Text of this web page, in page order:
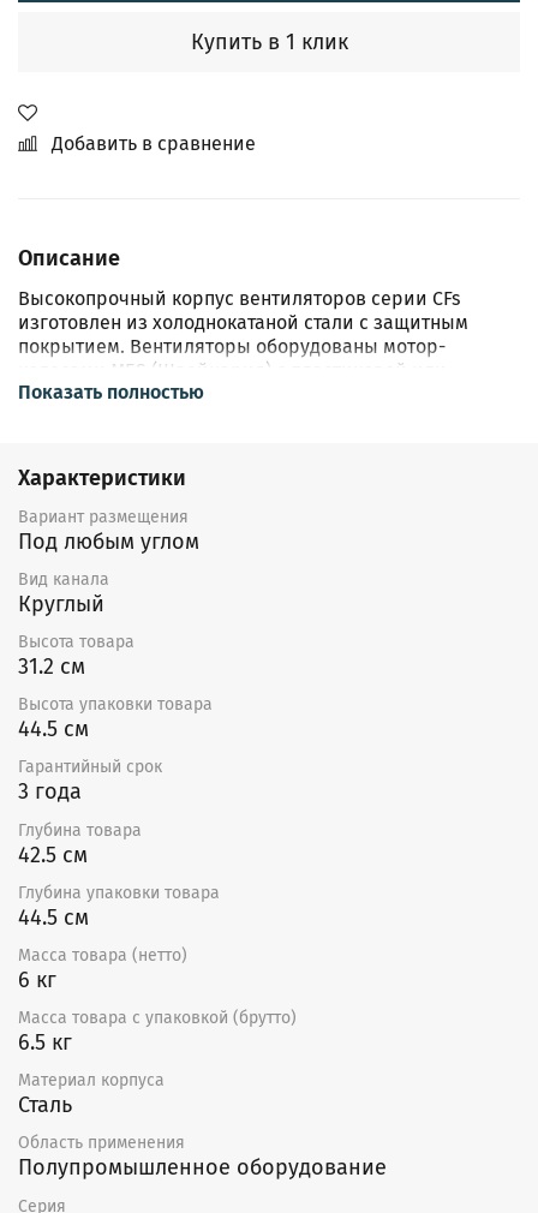
Купить в 1 клик
Добавить в сравнение
Описание
Высокопрочный корпус вентиляторов серии CFs
изготовлен из холоднокатаной стали с защитным
покрытием. Вентиляторы оборудованы мотор-
колесами МЕS (Швейцария) с пластиковой или
металлической крыльчаткой с загнутыми назад
Электродвигатель с рабочим колесом статически и
динамически сбалансированы в 2х плоскостях.
Шариковые подшипники двигателя не требуют
техобслуживания и имеют длительный срок службы.
термозащиту с автоматическим перезапуском.
осуществляется путем изменения напряжения за счет
использования пятиступенчатых трансформаторов
TRE-T или однофазных плавных регуляторов скорости
SRE. К одному регулятору можно подключить
вентиляторов не превышает номинальный ток
регулятора.
Применяются для перемещения воздуха в круглых
каналах систем приточной и вытяжной вентиляции
помещений бытового, общественного,
административного и промышленного назначения.
Преимущества
(Швейцария) с профилированными загнутыми
назад лопатками и максимальным напором до
800 Пa.
Высокопрочный корпус из холоднокатаной стали
Стабильная работа двигателя при отрицательных
температурах
Показать полностью
Характеристики
Вариант размещения
Под любым углом
Вид канала
Круглый
Высота товара
31.2 см
Высота упаковки товара
44.5 см
Гарантийный срок
3 года
Глубина товара
42.5 см
Глубина упаковки товара
44.5 см
Масса товара (нетто)
6 кг
Масса товара с упаковкой (брутто)
6.5 кг
Материал корпуса
Сталь
Область применения
Полупромышленное оборудование
Серия